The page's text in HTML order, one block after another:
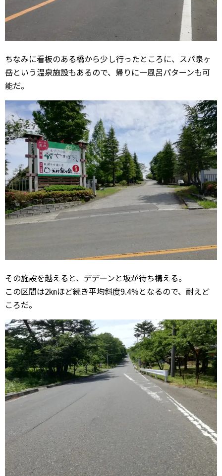
ちなみに看板のある橋から少し行ったところに、スパ泉ヶ
岳という温泉施設もあるので、帰りに一風呂パターンも可
能だ。
その施設を越えると、デデーンと坂が待ち構える。
この区間は2㎞ほど続き平均斜度9.4%となるので、耐えど
ころだ。